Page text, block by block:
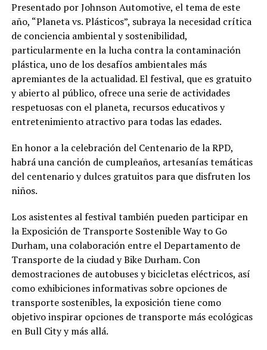
Presentado por Johnson Automotive, el tema de este
año, “Planeta vs. Plásticos”, subraya la necesidad crítica
de conciencia ambiental y sostenibilidad,
particularmente en la lucha contra la contaminación
plástica, uno de los desafíos ambientales más
apremiantes de la actualidad. El festival, que es gratuito
y abierto al público, ofrece una serie de actividades
respetuosas con el planeta, recursos educativos y
entretenimiento atractivo para todas las edades.
En honor a la celebración del Centenario de la RPD,
habrá una canción de cumpleaños, artesanías temáticas
del centenario y dulces gratuitos para que disfruten los
niños.
Los asistentes al festival también pueden participar en
la Exposición de Transporte Sostenible Way to Go
Durham, una colaboración entre el Departamento de
Transporte de la ciudad y Bike Durham. Con
demostraciones de autobuses y bicicletas eléctricos, así
como exhibiciones informativas sobre opciones de
transporte sostenibles, la exposición tiene como
objetivo inspirar opciones de transporte más ecológicas
en Bull City y más allá.